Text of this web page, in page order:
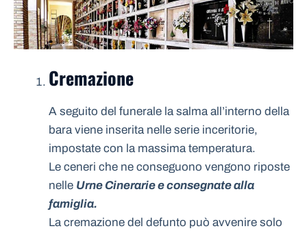
Cremazione
A seguito del funerale la salma all’interno della
bara viene inserita nelle serie inceritorie,
impostate con la massima temperatura.
Le ceneri che ne conseguono vengono riposte
nelle Urne Cinerarie e consegnate alla
famiglia.
La cremazione del defunto può avvenire solo